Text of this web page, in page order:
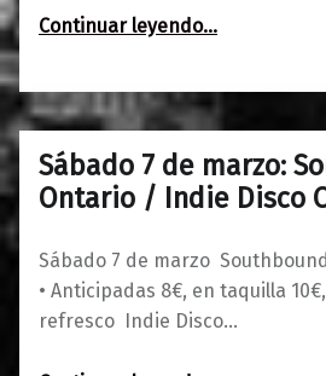
Continuar leyendo“Agenda del 5 al 7 de marzo en Maravillas Club”
…
Sábado 7 de marzo:
Ontario / Indie Disco
Sábado 7 de marzo
• Anticipadas 8€, en taquilla
refresco Indie Disco…
24/02/2020
0
Maravillas